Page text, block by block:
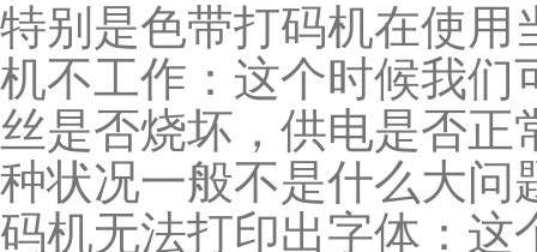
特别是色带打码机在使用
机不工作：这个时候我们
丝是否烧坏，供电是否
种状况一般不是什么大问
码机无法打印出字体：这